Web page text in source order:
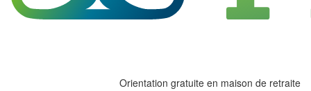
Orientation gratuite en maison de retraite